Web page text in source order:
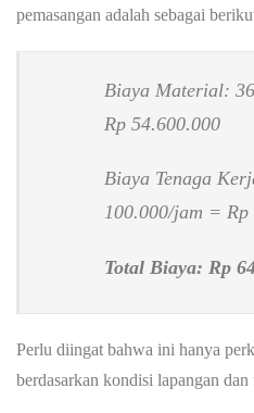
pemasangan adalah sebagai
Biaya Material:
Rp 54.600.000
Biaya Tenaga
100.000/jam = Rp
Total Biaya: Rp
Perlu diingat bahwa ini hanya
berdasarkan kondisi lapangan